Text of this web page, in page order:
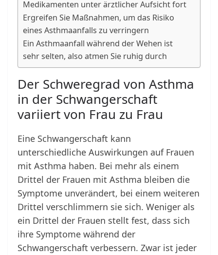
Medikamenten unter ärztlicher Aufsicht fort
Ergreifen Sie Maßnahmen, um das Risiko
eines Asthmaanfalls zu verringern
Ein Asthmaanfall während der Wehen ist
sehr selten, also atmen Sie ruhig durch
Der Schweregrad von Asthma
in der Schwangerschaft
variiert von Frau zu Frau
Eine Schwangerschaft kann
unterschiedliche Auswirkungen auf Frauen
mit Asthma haben. Bei mehr als einem
Drittel der Frauen mit Asthma bleiben die
Symptome unverändert, bei einem weiteren
Drittel verschlimmern sie sich. Weniger als
ein Drittel der Frauen stellt fest, dass sich
ihre Symptome während der
Schwangerschaft verbessern. Zwar ist jeder